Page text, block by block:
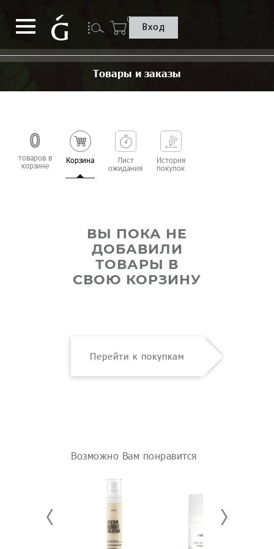
0
Вход
Товары и заказы
0
товаров в
корзине
Корзина
Лист
ожидания
История
покупок
ВЫ ПОКА НЕ
ДОБАВИЛИ
ТОВАРЫ В
СВОЮ КОРЗИНУ
Перейти к покупкам
Возможно Вам понравится